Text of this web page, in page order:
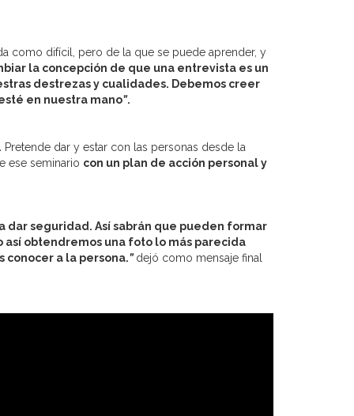
como difícil, pero de la que se puede aprender, y
la concepción de que una entrevista es un
destrezas y cualidades. Debemos creer
en nuestra mano”.
Pretende dar y estar con las personas desde la
ese seminario con un plan de acción personal y
seguridad. Así sabrán que pueden formar
obtendremos una foto lo más parecida
conocer a la persona.”dejó como mensaje final